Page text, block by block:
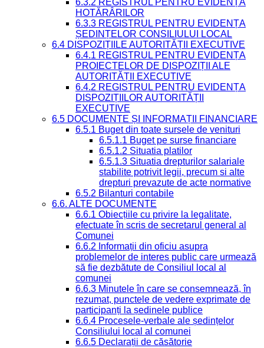
6.3.2 REGISTRUL PENTRU EVIDENȚA
HOTĂRÂRILOR
6.3.3 REGISTRUL PENTRU EVIDENȚA
ȘEDINȚELOR CONSILIULUI LOCAL
6.4 DISPOZIȚIILE AUTORITĂȚII EXECUTIVE
6.4.1 REGISTRUL PENTRU EVIDENȚA
PROIECTELOR DE DISPOZIȚII ALE
AUTORITĂȚII EXECUTIVE
6.4.2 REGISTRUL PENTRU EVIDENȚA
DISPOZIȚIILOR AUTORITĂȚII
EXECUTIVE
6.5 DOCUMENTE ȘI INFORMAȚII FINANCIARE
6.5.1 Buget din toate sursele de venituri
6.5.1.1 Buget pe surse financiare
6.5.1.2 Situatia platilor
6.5.1.3 Situatia drepturilor salariale
stabilite potrivit legii, precum si alte
drepturi prevazute de acte normative
6.5.2 Bilanturi contabile
6.6. ALTE DOCUMENTE
6.6.1 Obiecțiile cu privire la legalitate,
efectuate în scris de secretarul general al
Comunei
6.6.2 Informații din oficiu asupra
problemelor de interes public care urmează
să fie dezbătute de Consiliul local al
comunei
6.6.3 Minutele în care se consemnează, în
rezumat, punctele de vedere exprimate de
participanți la ședinele publice
6.6.4 Procesele-verbale ale ședințelor
Consiliului local al comunei
6.6.5 Declarații de căsătorie